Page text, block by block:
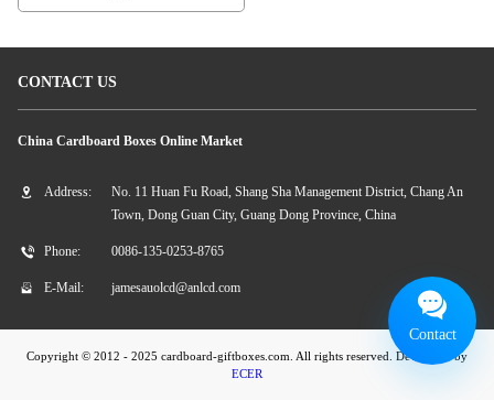
CONTACT US
China Cardboard Boxes Online Market
Address:
No. 11 Huan Fu Road, Shang Sha Management District, Chang An
Town, Dong Guan City, Guang Dong Province, China
Phone: 0086-135-0253-8765
E-Mail: jamesauolcd@anlcd.com
Copyright © 2012 - 2025 cardboard-giftboxes.com. All rights reserved. Developed by
ECER
Contact